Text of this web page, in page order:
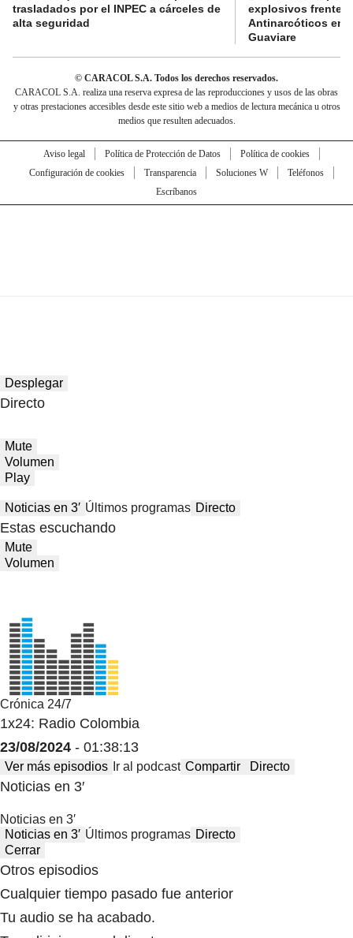
trasladados por el INPEC a cárceles de
alta seguridad
explosivos frente a
Antinarcóticos en
Guaviare
© CARACOL S.A. Todos los derechos reservados.
CARACOL S.A. realiza una reserva expresa de las reproducciones y usos de las obras
y otras prestaciones accesibles desde este sitio web a medios de lectura mecánica u otros
medios que resulten adecuados.
Aviso legal Política de Protección de Datos
Política de cookies
Configuración de cookies
Transparencia Soluciones W
Teléfonos
Escríbanos
Desplegar
Directo
Mute
Volumen
Play
Noticias en 3′ Últimos programas Directo
Estas escuchando
Mute
Volumen
Crónica 24/7
1x24: Radio Colombia
23/08/2024 - 01:38:13
Ver más episodios Ir al podcast Compartir Directo
Noticias en 3′
Noticias en 3′
Noticias en 3′ Últimos programas Directo
Cerrar
Otros episodios
Cualquier tiempo pasado fue anterior
Tu audio se ha acabado.